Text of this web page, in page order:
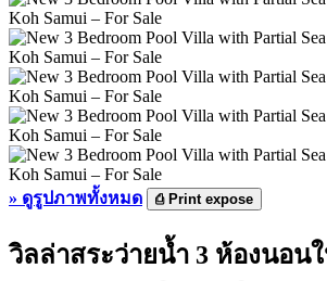
» ดูรูปภาพทั้งหมด ⎙Print expose
วิลล่าสระว่ายน้ำ 3 ห้องนอน